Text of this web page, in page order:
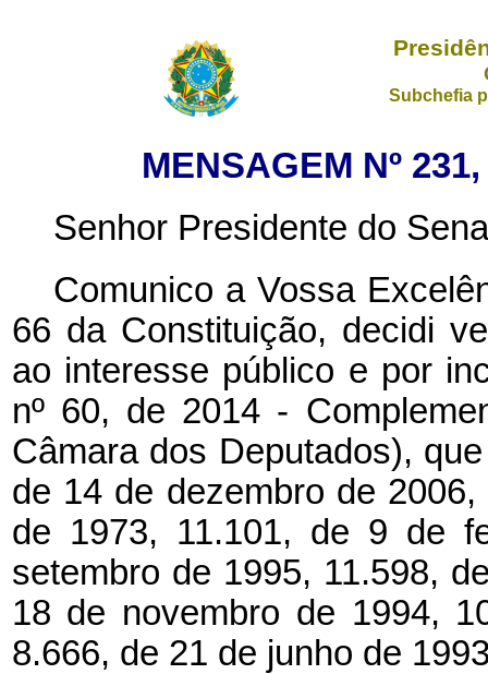
Subchefia
MENSAGEM Nº
Senhor Presidente do
Comunico a Vossa
66 da Constituição, decidi
ao interesse público e por
nº 60, de 2014 -
Câmara dos Deputados),
de 14 de dezembro de
de 1973, 11.101, de 9 de
setembro de 1995, 11.598,
18 de novembro de 1994,
8.666, de 21 de junho de